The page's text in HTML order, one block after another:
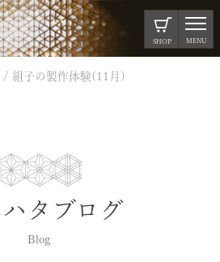
SHOP MENU
組子の製作体験(11月)
ハタブログ
Blog